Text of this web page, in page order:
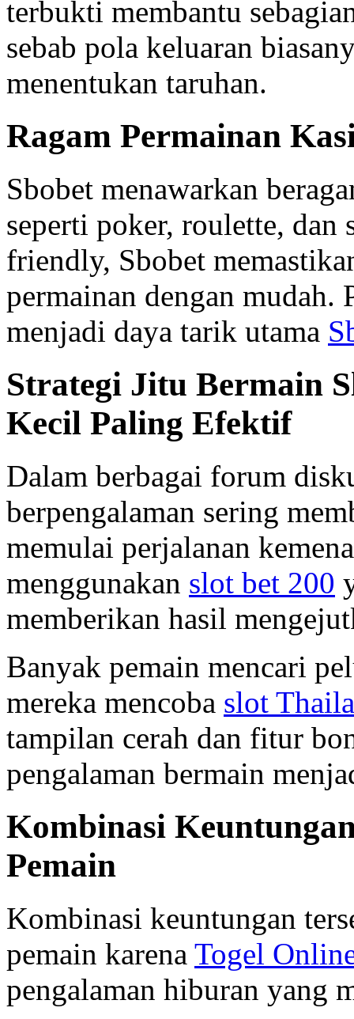
terbukti membantu
sebab pola keluaran
menentukan taruhan.
Ragam Permainan
Sbobet menawarkan
seperti poker, roulette, dan
friendly, Sbobet
permainan dengan
menjadi daya tarik utama
Strategi Jitu Bermain
Kecil Paling Efektif
Dalam berbagai forum
berpengalaman sering
memulai perjalanan
menggunakan slot bet 200
memberikan hasil
Banyak pemain mencari
mereka mencoba slot
tampilan cerah dan fitur
pengalaman bermain
Kombinasi
Pemain
Kombinasi keuntungan
pemain karena Togel
pengalaman hiburan yang